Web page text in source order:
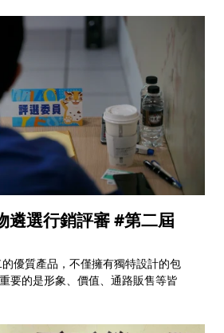
遴選行銷評審 #第二屆
優質產品，不僅擁有獨特設計的包
要的是形象、價值、通路販售等皆